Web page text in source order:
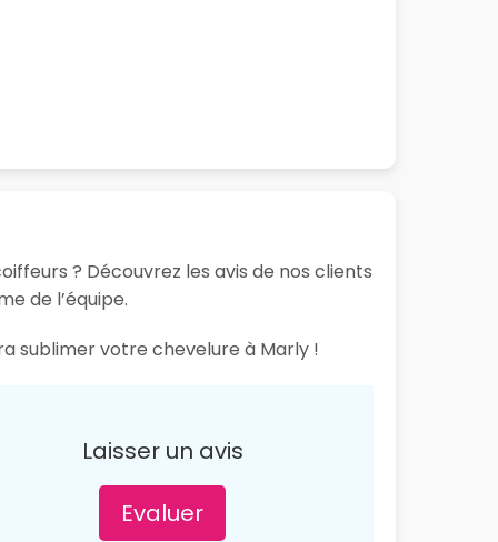
? Découvrez les avis de nos clients
de l’équipe.
sublimer votre chevelure à Marly !
Laisser un avis
Evaluer